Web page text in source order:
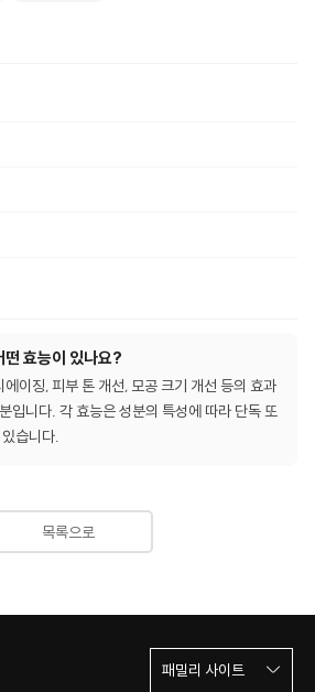
효능이 있나요?
이징, 피부 톤 개선, 모공 크기 개선 등의 효과
입니다. 각 효능은 성분의 특성에 따라 단독 또
습니다.
목록으로
패밀리 사이트